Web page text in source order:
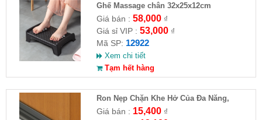
Ghế Massage chân 32x25x12cm
Giá bán : 58,000₫
Giá sỉ VIP : 53,000₫
Mã SP: 12922
Xem chi tiết
Tạm hết hàng
Ron Nẹp Chặn Khe Hở Của Đa Năng,
Chống Côn Trùng( HĐ )
Giá bán : 15,400₫